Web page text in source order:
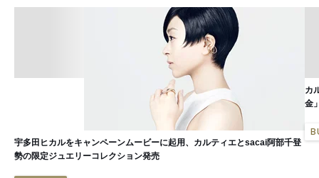
宇多田ヒカルをキャンペーンムービーに起用、カルティエとsacai阿部千登
勢の限定ジュエリーコレクション発売
カ
金